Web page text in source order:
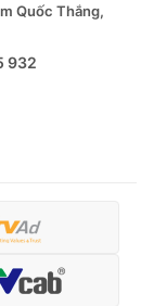
AI
Quốc Thắng,
932